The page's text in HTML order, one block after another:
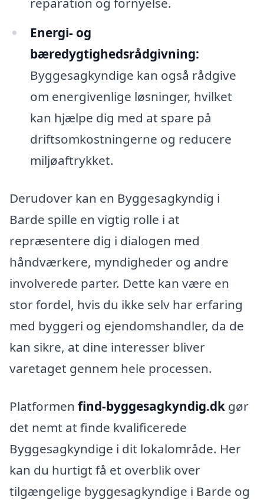
Energi- og
bæredygtighedsrådgivning:
Byggesagkyndige kan også rådgive
om energivenlige løsninger, hvilket
kan hjælpe dig med at spare på
driftsomkostningerne og reducere
miljøaftrykket.
Derudover kan en Byggesagkyndig i
Barde spille en vigtig rolle i at
repræsentere dig i dialogen med
håndværkere, myndigheder og andre
involverede parter. Dette kan være en
stor fordel, hvis du ikke selv har erfaring
med byggeri og ejendomshandler, da de
kan sikre, at dine interesser bliver
varetaget gennem hele processen.
Platformen find-byggesagkyndig.dk gør
det nemt at finde kvalificerede
Byggesagkyndige i dit lokalområde. Her
kan du hurtigt få et overblik over
tilgængelige byggesagkyndige i Barde og